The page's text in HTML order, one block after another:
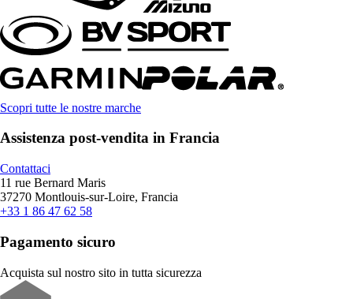
Scopri tutte le nostre marche
Assistenza post-vendita in Francia
Contattaci
11 rue Bernard Maris
37270 Montlouis-sur-Loire, Francia
+33 1 86 47 62 58
Pagamento sicuro
Acquista sul nostro sito in tutta sicurezza